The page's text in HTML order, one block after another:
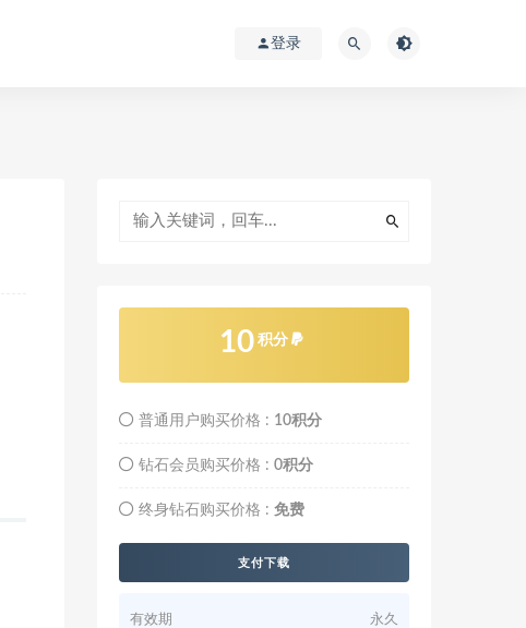
登录
10 积分
普通用户购买价格 : 10积分
钻石会员购买价格 : 0积分
终身钻石购买价格 : 免费
支付下载
有效期 永久